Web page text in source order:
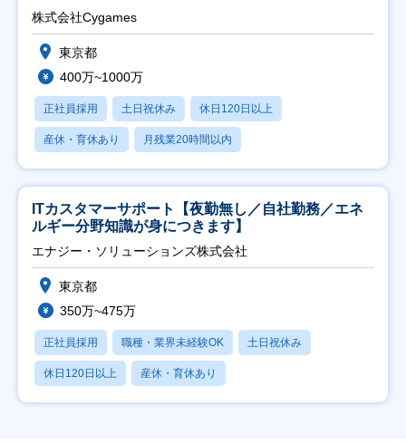
株式会社Cygames
東京都
400万~1000万
正社員採用 土日祝休み 休日120日以上
産休・育休あり 月残業20時間以内
ITカスタマーサポート【夜勤無し／自社勤務／エネ
ルギー分野知識が身につきます】
エナジー・ソリューションズ株式会社
東京都
350万~475万
正社員採用 職種・業界未経験OK 土日祝休み
休日120日以上 産休・育休あり